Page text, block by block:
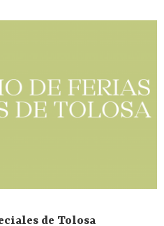
de Tolosa